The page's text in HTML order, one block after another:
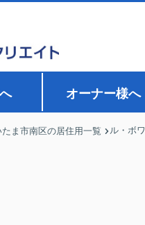
オーナー様へ
たま市南区の居住用一覧 ル・ボワ